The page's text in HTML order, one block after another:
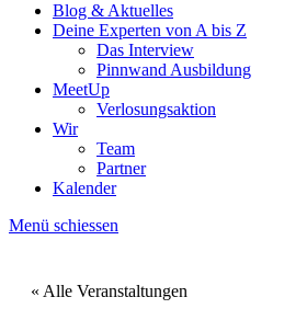
Blog & Aktuelles
Deine Experten von A bis Z
Das Interview
Pinnwand Ausbildung
MeetUp
Verlosungsaktion
Wir
Team
Partner
Kalender
Menü schiessen
« Alle Veranstaltungen